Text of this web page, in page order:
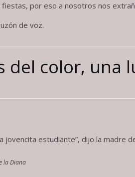
por eso a nosotros nos
de voz.
del color, una
jovencita estudiante”, dijo la madre
la Diana